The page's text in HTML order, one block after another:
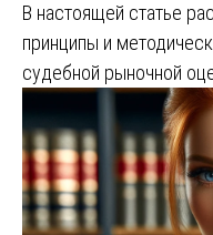
В настоящей статье
принципы и
судебной рыночной